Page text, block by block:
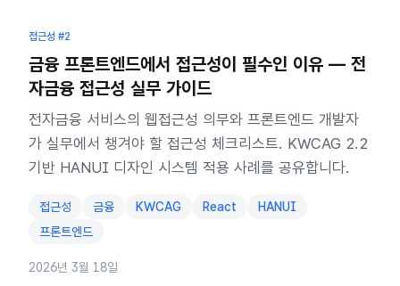
접근성 #2
금융 프론트엔드에서 접근성이 필수인 이유 — 전
자금융 접근성 실무 가이드
전자금융 서비스의 웹접근성 의무와 프론트엔드 개발자
가 실무에서 챙겨야 할 접근성 체크리스트. KWCAG 2.2
기반 HANUI 디자인 시스템 적용 사례를 공유합니다.
접근성 금융 KWCAG React
HANUI
프론트엔드
2026년 3월 18일